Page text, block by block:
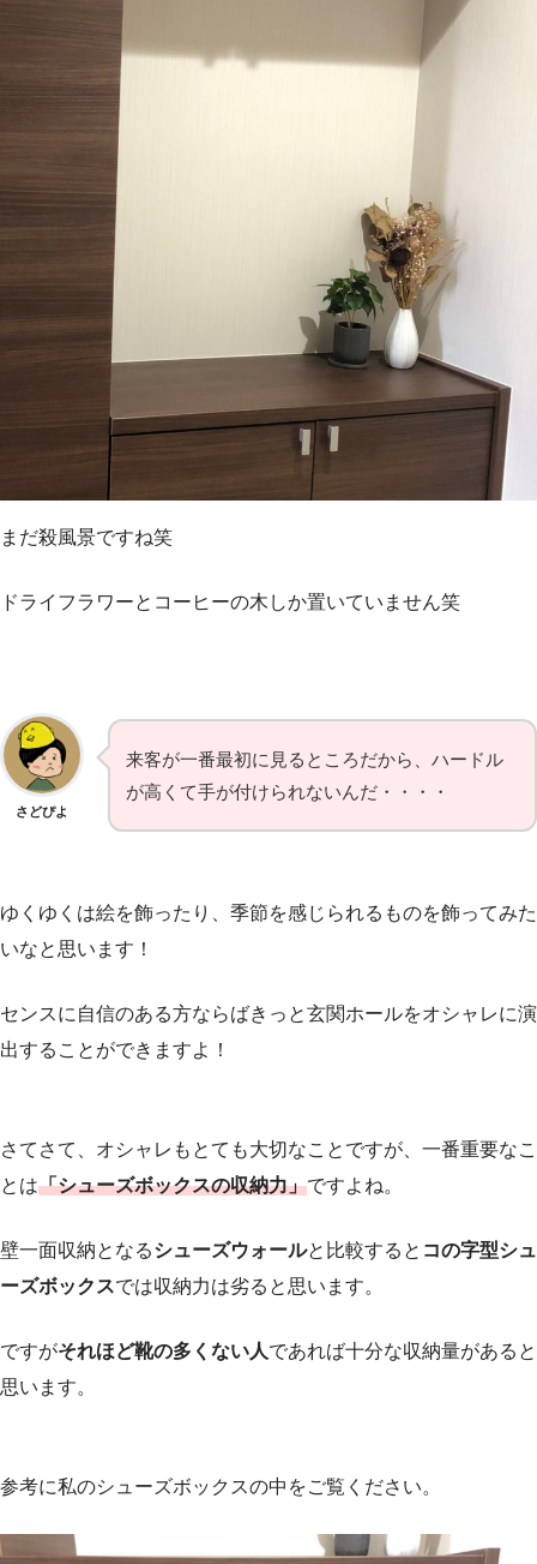
まだ殺風景ですね笑
ドライフラワーとコーヒーの木しか置いていません笑
さどぴよ
来客が一番最初に見るところだから、ハードル
が高くて手が付けられないんだ・・・・
ゆくゆくは絵を飾ったり、季節を感じられるものを飾ってみた
いなと思います！
センスに自信のある方ならばきっと玄関ホールをオシャレに演
出することができますよ！
さてさて、オシャレもとても大切なことですが、一番重要なこ
とは「シューズボックスの収納力」ですよね。
壁一面収納となるシューズウォールと比較すると コの字型シュ
ーズボックスでは収納力は劣る と思います。
ですがそれほど靴の多くない人であれば十分な収納量があると
思います。
参考に私のシューズボックスの中をご覧ください。